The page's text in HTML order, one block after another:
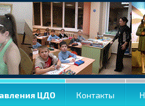
ЦДО Контакты